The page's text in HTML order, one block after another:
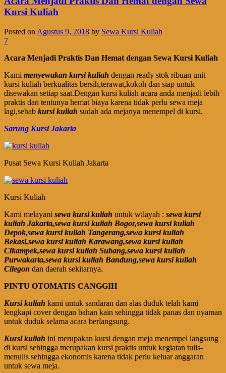
Kursi Kuliah
Posted on Agustus 9, 2018 by Sewa Kursi Kuliah
7
Acara Menjadi Praktis Dan Hemat dengan Sewa Kursi Kuliah
Kami menyewakan kursi kuliah dengan ready stok ribuan unit
kursi kuliah berkualitas bersih,terawat,kokoh dan siap untuk
disewakan setiap saat.Dengan kursi kuliah acara anda menjadi lebih
praktis dan tentunya hemat biaya karena tidak perlu sewa meja
lagi,sebab kursi kuliah sudah ada mejanya menempel di kursi.
Sarung Kursi Jakarta
Pusat Sewa Kursi Kuliah Jakarta
Kursi Kuliah
Kami melayani sewa kursi kuliah untuk wilayah : sewa kursi
kuliah Jakarta,sewa kursi kuliah Bogor,sewa kursi kuliah
Depok,sewa kursi kuliah Tangerang,sewa kursi kuliah
Bekasi,sewa kursi kuliah Karawang,sewa kursi kuliah
Cikampek,sewa kursi kuliah Subang,sewa kursi kuliah
Purwakarta,sewa kursi kuliah Bandung,sewa kursi kuliah
Cilegon dan daerah sekitarnya.
PINTU OTOMATIS CANGGIH
Kursi kuliah kami untuk sandaran dan alas duduk telah kami
lengkapi cover dengan bahan kain sehingga tidak panas dan nyaman
untuk duduk selama acara berlangsung.
Kursi kuliah ini merupakan kursi dengan meja menempel langsung
di kursi sehingga merupakan kursi praktis untuk kegiatan tulis-
menulis sehingga ekonomis karena tidak perlu keluar anggaran
untuk sewa meja.